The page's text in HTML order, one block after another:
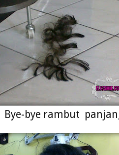
Bye-bye rambut